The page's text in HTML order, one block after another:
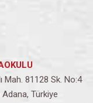
Mah. 81128 Sk. No:4
Türkiye